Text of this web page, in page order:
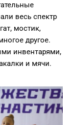
весь спектр
мостик,
другое.
инвентарями,
и мячи.